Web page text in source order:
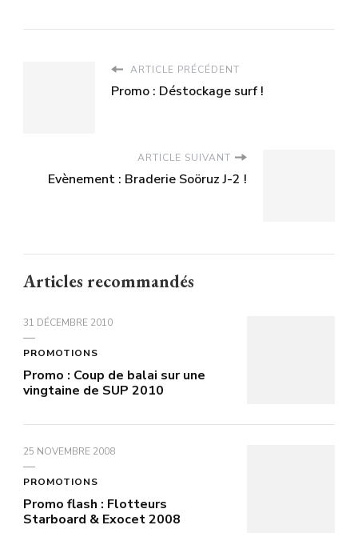
ARTICLE PRÉCÉDENT
Promo : Déstockage surf !
ARTICLE SUIVANT
Evènement : Braderie Soöruz J-2 !
Articles recommandés
31 DÉCEMBRE 2010
PROMOTIONS
Promo : Coup de balai sur une
vingtaine de SUP 2010
25 NOVEMBRE 2008
PROMOTIONS
Promo flash : Flotteurs
Starboard & Exocet 2008